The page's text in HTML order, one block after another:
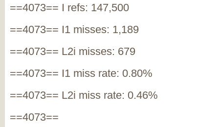
==4073== I refs: 147,500
==4073== I1 misses: 1,189
==4073== L2i misses: 679
==4073== I1 miss rate: 0.80%
==4073== L2i miss rate: 0.46%
==4073==